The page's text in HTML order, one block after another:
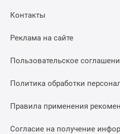
Контакты
Реклама на сайте
Пользовательское
Политика обработки
Правила применения
Согласие на получение